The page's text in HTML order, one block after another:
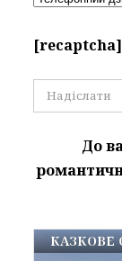
[recaptcha]
До
КАЗКОВЕ